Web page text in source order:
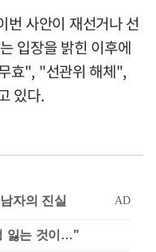
번 사안이 재선거나 선
입장을 밝힌 이후에
효", "선관위 해체",
있다.
잃는 것이…"